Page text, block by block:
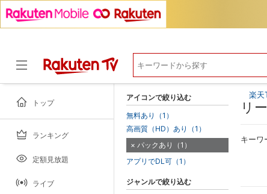
トップ
ランキング
定額見放題
ライブ
楽天
リ
キーワ
アイコンで絞り込む
無料あり（1）
高画質（HD）あり（1）
パックあり（1）
アプリでDL可（1）
ジャンルで絞り込む